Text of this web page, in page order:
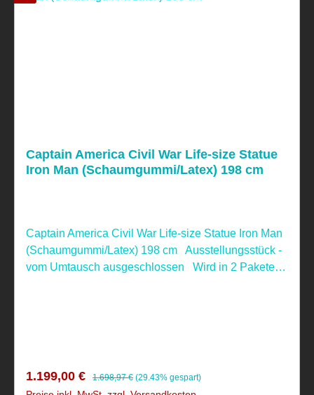
Captain America Civil War Life-size Statue
Iron Man (Schaumgummi/Latex) 198 cm
Captain America Civil War Life-size Statue Iron Man
(Schaumgummi/Latex) 198 cm Ausstellungsstück -
vom Umtausch ausgeschlossen Wird in 2 Paketen
Verkaufspreis:
1.199,00 € Regulärer Preis:
1.698,97 € (29.43% gespart)